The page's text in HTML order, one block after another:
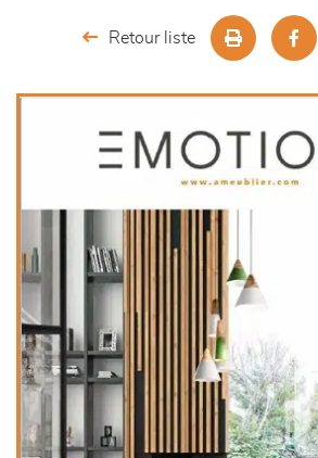
meubles de complément
Retour liste